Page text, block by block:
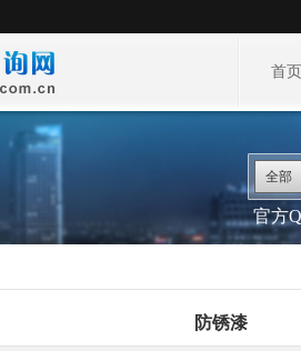
首
全部
官方
防锈漆